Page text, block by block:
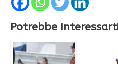
Potrebbe